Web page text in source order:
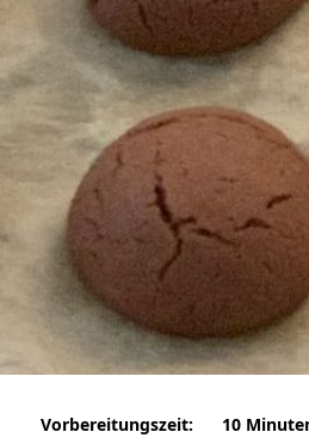
Vorbereitungszeit:
10